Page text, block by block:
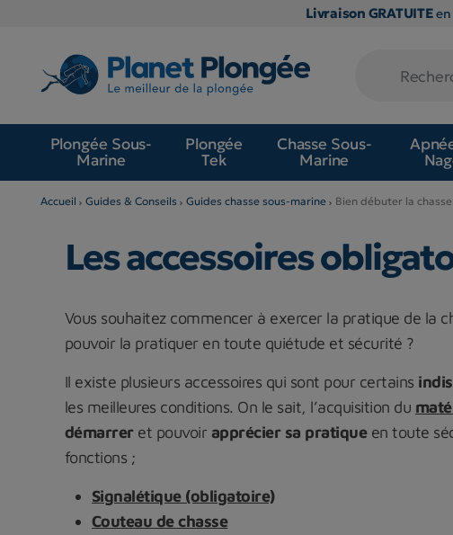
Livraison GRATUITE
Plongée Sous-
Marine
Plongée
Tek
Chasse Sous-
Marine
Accueil Guides & Conseils Guides chasse sous-marine Bien débuter la
Les accessoires
Vous souhaitez commencer à exercer la pratique de la
pouvoir la pratiquer en toute quiétude et sécurité ?
Il existe plusieurs accessoires qui sont pour certains
les meilleures conditions. On le sait, l’acquisition du
démarreret pouvoir apprécier sa pratiqueen toute
fonctions ;
Signalétique (obligatoire)
Couteau de chasse